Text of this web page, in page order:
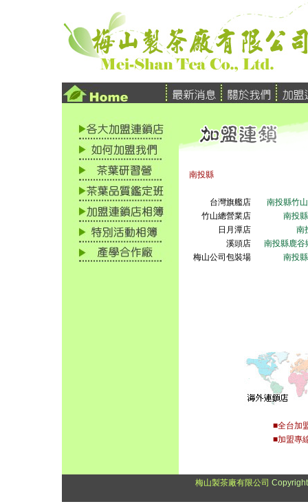
南投縣
台灣旗艦店
南投縣竹
竹山總營業店
南投
日月潭店
南
溪頭店
南投縣鹿谷
梅山公司包裝場
南投
■全台加盟店，
■加盟專線
梅山製茶廠有限公司